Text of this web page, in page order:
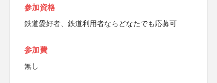
参加資格
鉄道愛好者、鉄道利用者ならどなたでも応募可
参加費
無し